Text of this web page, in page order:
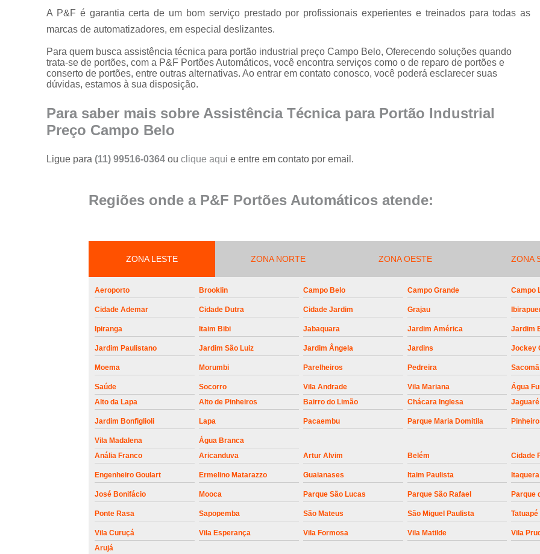
Serviço de
conserto de
portões
Serviço de
reparo em
portões
portões
segurança
para portões
de aço de
portões
central do
portões
roldanas e
portões
Conserto de Portão Automático
Conserto
Empresa de
Empresa de
Empresa de
Empresa de
Empresa para
Empresa para
Empresa para
Empresa para
Empresa para
Empresa para
Empresa para
Empresa para Instalação de Trava
Instalação de Motor de Portão
Instalação de Motor em Portão
Instalação de Motor para
Instalação de Motor
A P&F é garantia certa de um bom serviço prestado por profissionais experientes e treinados para todas as
marcas de automatizadores, em especial deslizantes.
Para quem busca assistência técnica para portão industrial preço Campo Belo, Oferecendo soluções quando
trata-se de portões, com a P&F Portões Automáticos, você encontra serviços como o de reparo de portões e
conserto de portões, entre outras alternativas. Ao entrar em contato conosco, você poderá esclarecer suas
dúvidas, estamos à sua disposição.
Para saber mais sobre Assistência Técnica para Portão Industrial
Preço Campo Belo
Ligue para (11) 99516-0364ouclique aqui e entre em contato por email.
Regiões onde a P&F Portões Automáticos atende:
ZONA LESTE ZONA NORTE ZONA OESTE ZONA
Aeroporto Brooklin Campo Belo Campo Grande Campo
Cidade Ademar Cidade Dutra Cidade Jardim Grajau
Ipiranga Itaim Bibi Jabaquara Jardim América Jardim
Jardim Paulistano Jardim São Luiz Jardim Ângela Jardins Jockey
Moema Morumbi Parelheiros Pedreira Sacomã
Saúde Socorro Vila Andrade Vila Mariana
Água
Alto da Lapa
Alto de Pinheiros Bairro do Limão Chácara Inglesa Jaguaré
Jardim Bonfiglioli Lapa Pacaembu Parque Maria Domitila
Vila Madalena
Água Branca
Anália Franco
Aricanduva Artur Alvim Belém Cidade
Engenheiro Goulart Ermelino Matarazzo Guaianases Itaim Paulista Itaquera
José Bonifácio Mooca Parque São Lucas Parque São Rafael Parque
Ponte Rasa Sapopemba São Mateus São Miguel Paulista Tatuapé
Vila Curuçá Vila Esperança Vila Formosa Vila Matilde Vila
Arujá